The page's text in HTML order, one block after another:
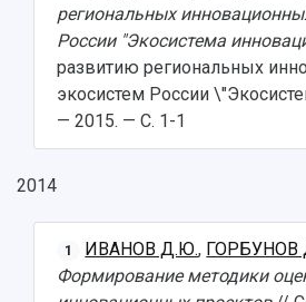
региональных
России "Экосистема
развитию региональных
экосистем России
— 2015. — С. 1-1
2014
1 ИВАНОВ Д.Ю., ГОРБУНОВ
Формирование методики